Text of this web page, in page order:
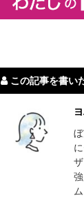
この記事を書い